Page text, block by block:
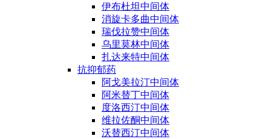
伊布杜坦中间体
消旋卡多曲中间体
瑞伐拉赞中间体
乌里莫林中间体
扎达来特中间体
抗抑郁药
阿戈美拉汀中间体
阿米替丁中间体
度洛西汀中间体
维拉佐酮中间体
沃替西汀中间体